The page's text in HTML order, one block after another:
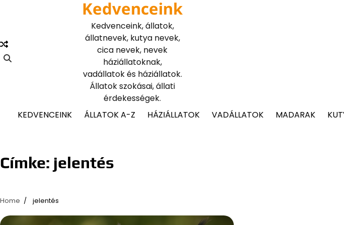
Kedvenceink
Kedvenceink, állatok,
állatnevek, kutya nevek,
cica nevek, nevek
háziállatoknak,
vadállatok és háziállatok.
Állatok szokásai, állati
érdekességek.
KEDVENCEINK
ÁLLATOK A-Z HÁZIÁLLATOK VADÁLLATOK MADARAK
Címke: jelentés
Home jelentés